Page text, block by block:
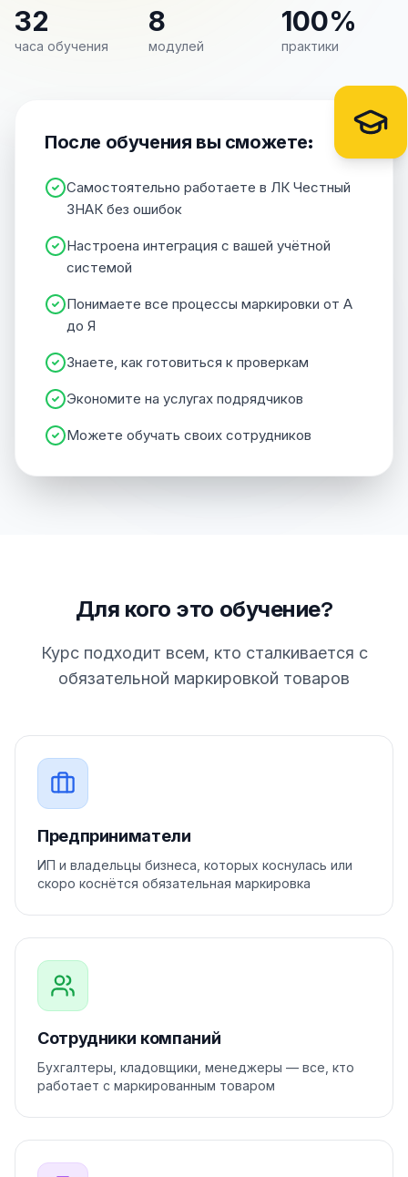
32
часа обучения
8
модулей
100%
практики
После обучения вы сможете:
Самостоятельно работаете в ЛК Честный
ЗНАК без ошибок
Настроена интеграция с вашей учётной
системой
Понимаете все процессы маркировки от А
до Я
Знаете, как готовиться к проверкам
Экономите на услугах подрядчиков
Можете обучать своих сотрудников
Для кого это обучение?
Курс подходит всем, кто сталкивается с
обязательной маркировкой товаров
Предприниматели
ИП и владельцы бизнеса, которых коснулась или
скоро коснётся обязательная маркировка
Сотрудники компаний
Бухгалтеры, кладовщики, менеджеры — все, кто
работает с маркированным товаром